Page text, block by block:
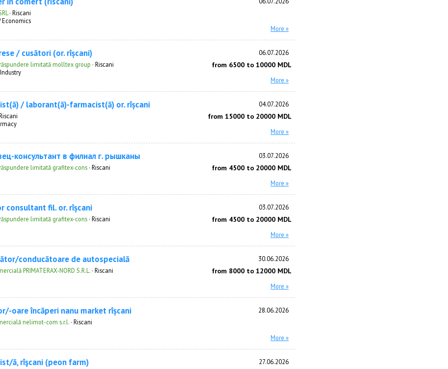
· Riscani
More »
/ cusători (or. rîșcani) 06.07.2026
limitată molltex group · Riscani from 6500 to 10000 MDL
More »
/ laborant(ă)-farmacist(ă) or. rîșcani 04.07.2026
from 15000 to 20000 MDL
More »
консультант в филиал г. рышканы 03.07.2026
limitată grafitex-cons · Riscani from 4500 to 20000 MDL
More »
consultant fil. or. rîșcani 03.07.2026
limitată grafitex-cons · Riscani from 4500 to 20000 MDL
More »
conducătoare de autospecială 30.06.2026
PRIMATERAX-NORD S.R.L. · Riscani from 8000 to 12000 MDL
More »
oare încăperi nanu market rîșcani 28.06.2026
nelimot-com s.r.l. · Riscani
More »
ă, rîşcani (peon farm) 27.06.2026